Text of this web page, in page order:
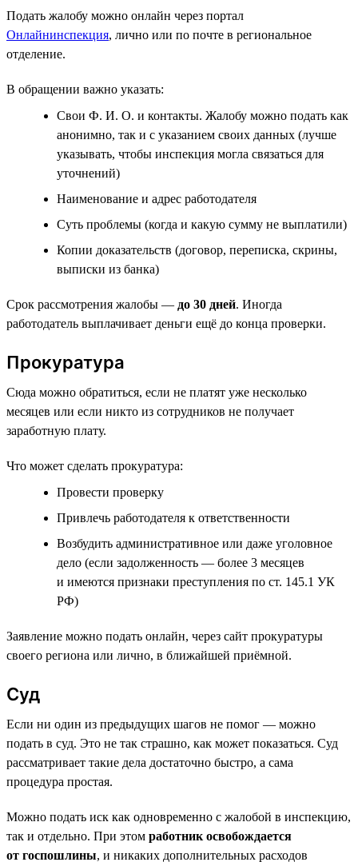
Подать жалобу можно онлайн через портал
Онлайнинспекция, лично или по почте в региональное
отделение.
В обращении важно указать:
Свои Ф. И. О. и контакты. Жалобу можно подать как
анонимно, так и с указанием своих данных (лучше
указывать, чтобы инспекция могла связаться для
уточнений)
Наименование и адрес работодателя
Суть проблемы (когда и какую сумму не выплатили)
Копии доказательств (договор, переписка, скрины,
выписки из банка)
Срок рассмотрения жалобы — до 30 дней. Иногда
работодатель выплачивает деньги ещё до конца проверки.
Прокуратура
Сюда можно обратиться, если не платят уже несколько
месяцев или если никто из сотрудников не получает
заработную плату.
Что может сделать прокуратура:
Провести проверку
Привлечь работодателя к ответственности
Возбудить административное или даже уголовное
дело (если задолженность — более 3 месяцев
и имеются признаки преступления по ст. 145.1 УК
РФ)
Заявление можно подать онлайн, через сайт прокуратуры
своего региона или лично, в ближайшей приёмной.
Суд
Если ни один из предыдущих шагов не помог — можно
подать в суд. Это не так страшно, как может показаться. Суд
рассматривает такие дела достаточно быстро, а сама
процедура простая.
Можно подать иск как одновременно с жалобой в инспекцию,
так и отдельно. При этом работник освобождается
от госпошлины, и никаких дополнительных расходов